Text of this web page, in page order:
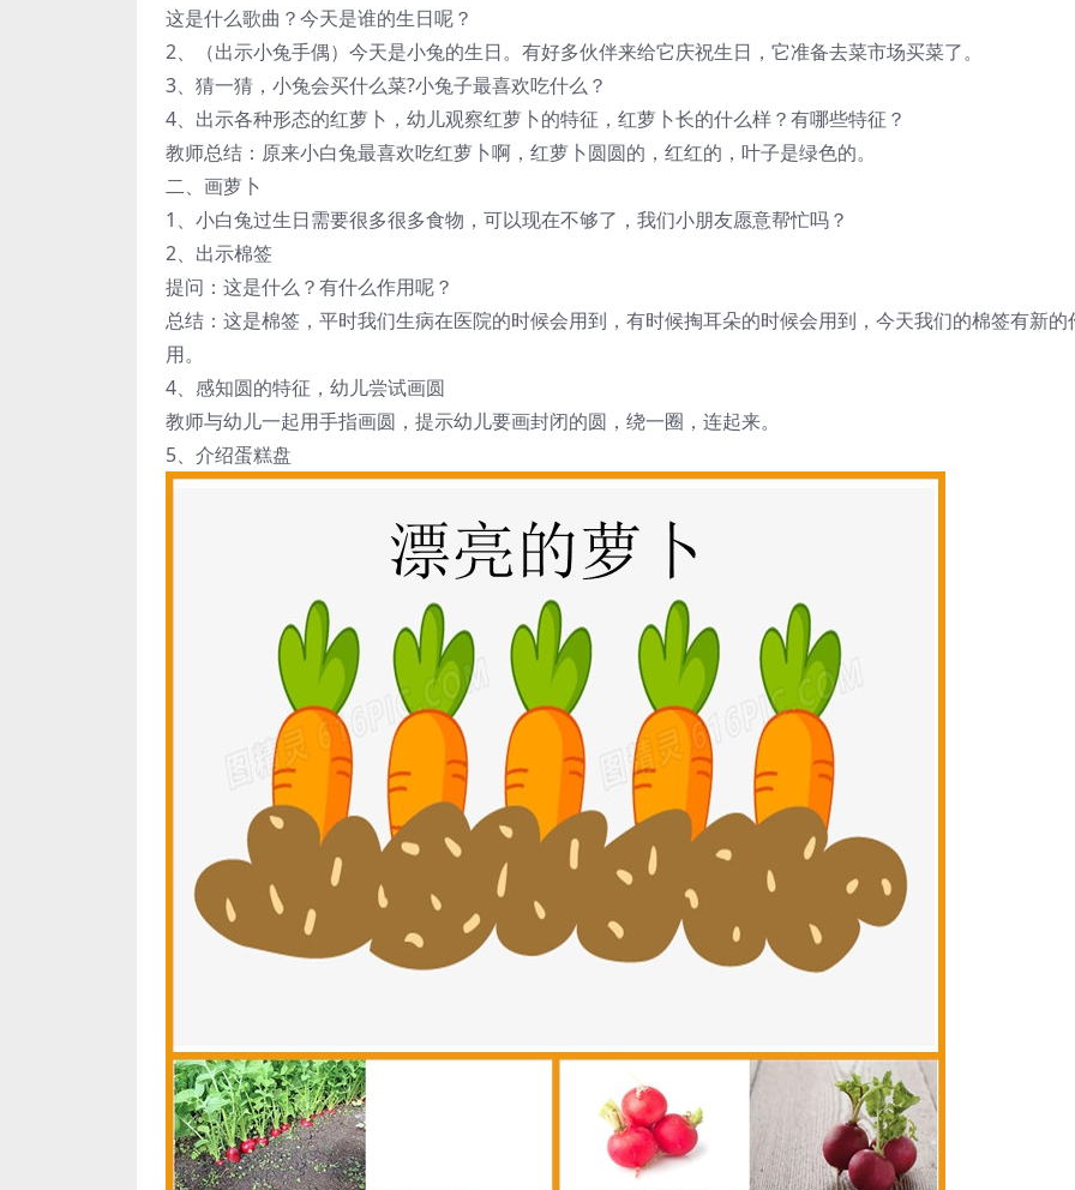
这是什么歌曲？今天是谁的生日呢？
2、（出示小兔手偶）今天是小兔的生日。有好多伙伴来给它庆祝生日，它准备去菜市场买菜了。
3、猜一猜，小兔会买什么菜?小兔子最喜欢吃什么？
4、出示各种形态的红萝卜，幼儿观察红萝卜的特征，红萝卜长的什么样？有哪些特征？
教师总结：原来小白兔最喜欢吃红萝卜啊，红萝卜圆圆的，红红的，叶子是绿色的。
二、画萝卜
1、小白兔过生日需要很多很多食物，可以现在不够了，我们小朋友愿意帮忙吗？
2、出示棉签
提问：这是什么？有什么作用呢？
总结：这是棉签，平时我们生病在医院的时候会用到，有时候掏耳朵的时候会用到，今天我们的棉签有新的
用。
4、感知圆的特征，幼儿尝试画圆
教师与幼儿一起用手指画圆，提示幼儿要画封闭的圆，绕一圈，连起来。
5、介绍蛋糕盘